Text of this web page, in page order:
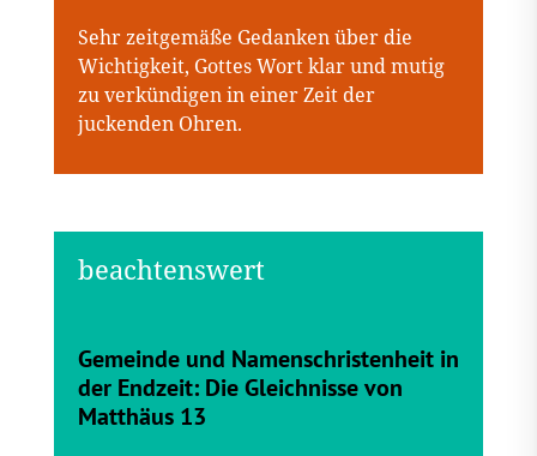
Sehr zeitgemäße Gedanken über die
Wichtigkeit, Gottes Wort klar und mutig
zu verkündigen in einer Zeit der
juckenden Ohren.
Gemeinde und Namenschristenheit in
der Endzeit: Die Gleichnisse von
Matthäus 13